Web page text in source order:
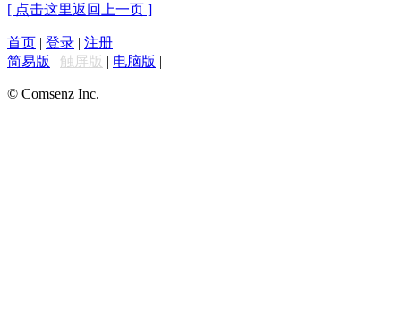
[ 点击这里返回上一页 ]
首页 | 登录 | 注册
简易版 | 触屏版 | 电脑版 |
© Comsenz Inc.